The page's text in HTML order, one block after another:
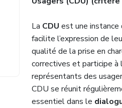
La CDU est une
facilite l’expression de
qualité de la prise en
correctives et participe
représentants des
CDU se réunit
essentiel dans le